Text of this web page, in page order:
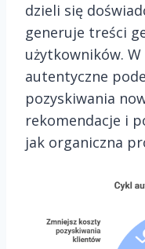
dzieli się
generuje treści
użytkowników.
autentyczne
pozyskiwania
rekomendacje i
jak organiczna